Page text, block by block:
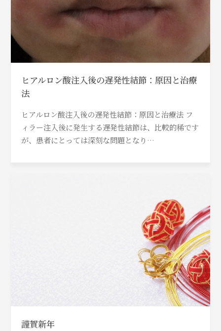
ヒアルロン酸注入後の遅発性結節：原因と治療
法
ヒアルロン酸注入後の遅発性結節：原因と治療法 フ
ィラー注入後に発生する遅発性結節は、比較的稀です
が、患者にとっては深刻な問題となり…
謹賀新年